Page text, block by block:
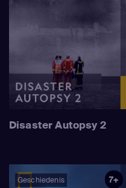
Disaster Autopsy 2
Geschiedenis 7+